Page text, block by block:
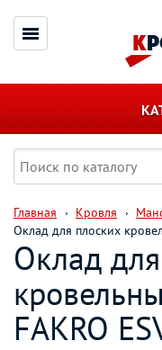
Главная Кровля
Оклад для плоских
Оклад
FAKRO